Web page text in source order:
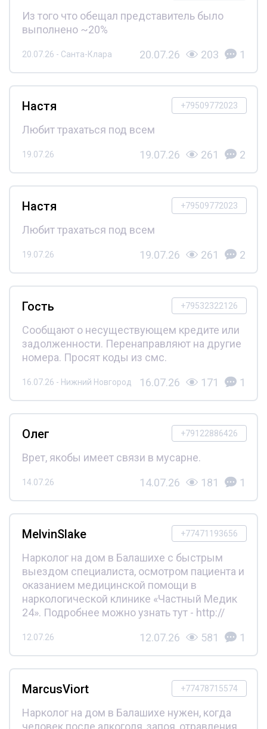
Из того что обещал представитель было
выполнено ~20%
20.07.26 - Санта-Клара 20.07.26 203 1
+79509772023
Настя
Любит трахаться под всем
19.07.26 19.07.26 261 2
+79509772023
Настя
Любит трахаться под всем
19.07.26 19.07.26 261 2
+79532322126
Гость
Сообщают о несуществующем кредите или
задолженности. Перенаправляют на другие
номера. Просят коды из смс.
16.07.26 - Нижний Новгород 16.07.26 171 1
+79122886426
Олег
Врет, якобы имеет связи в мусарне.
14.07.26 14.07.26 181 1
+77471193656
MelvinSlake
Нарколог на дом в Балашихе с быстрым
выездом специалиста, осмотром пациента и
оказанием медицинской помощи в
наркологической клинике «Частный Медик
24». Подробнее можно узнать тут - http://
12.07.26 12.07.26 581 1
+77478715574
MarcusViort
Нарколог на дом в Балашихе нужен, когда
человек после алкоголя, запоя, отравления,